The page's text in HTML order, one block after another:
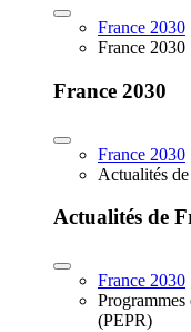
France 2030
France 2030
France 2030
France 2030
Actualités
Actualités de
France 2030
Programmes
(PEPR)